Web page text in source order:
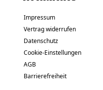
Impressum
Vertrag widerrufen
Datenschutz
Cookie-Einstellungen
AGB
Barrierefreiheit